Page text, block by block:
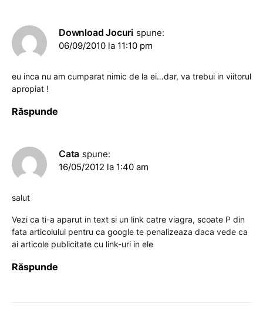
Download Jocuri spune:
06/09/2010 la 11:10 pm
eu inca nu am cumparat nimic de la ei…dar, va trebui in viitorul
apropiat !
Răspunde
Cata spune:
16/05/2012 la 1:40 am
salut
Vezi ca ti-a aparut in text si un link catre viagra, scoate P din
fata articolului pentru ca google te penalizeaza daca vede ca
ai articole publicitate cu link-uri in ele
Răspunde